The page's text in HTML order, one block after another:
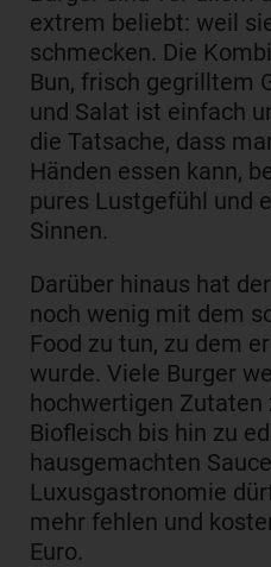
extrem beliebt: weil
schmecken. Die
Bun, frisch gegrilltem
und Salat ist einfach
die Tatsache, dass
Händen essen kann,
pures Lustgefühl und
Sinnen.
Darüber hinaus hat
noch wenig mit dem
Food zu tun, zu dem
wurde. Viele Burger
hochwertigen Zutaten
Biofleisch bis hin zu
hausgemachten
Luxusgastronomie
mehr fehlen und
Euro.